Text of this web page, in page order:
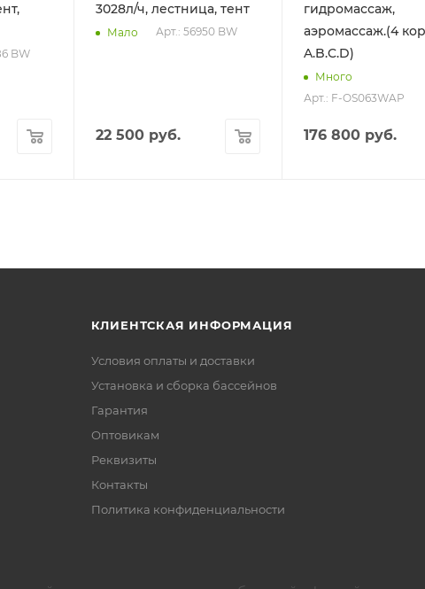
BW
3028л/ч, лестница, тент
Мало Арт.: 56950 BW
22 500 руб.
гидромассаж,
аэромассаж.(4
A.B.C.D)
Много
Арт.: F-OS063WAP
176 800 руб.
КЛИЕНТСКАЯ ИНФОРМАЦИЯ
Условия оплаты и доставки
Установка и сборка бассейнов
Гарантия
Оптовикам
Реквизиты
Контакты
Политика конфиденциальности